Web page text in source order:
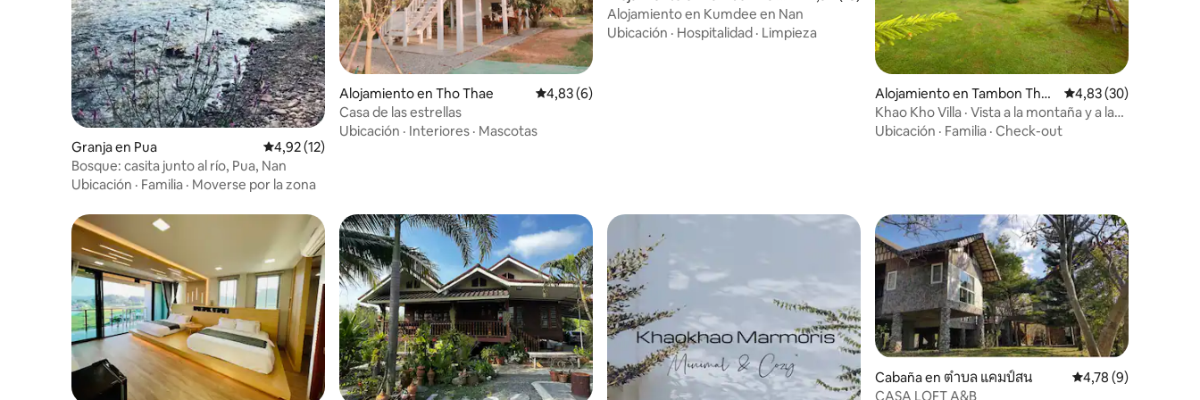
Granja en Pua Calificación promedio: 4,92 de 5. 12 evaluaciones
4,92 (12)
Bosque: casita junto al río, Pua, Nan
Ubicación · Familia · Moverse por la zona
Alojamiento en Tho Thae Calificación promedio: 4,83 de 5. 6 evaluaciones
4,83 (6)
Casa de las estrellas
Ubicación · Interiores · Mascotas
Wiang
Alojamiento en Kumdee en Nan
Ubicación · Hospitalidad · Limpieza
Alojamiento en Tambon Thun
g Samo
Calificación
4,83 (30)
Khao Kho Villa · Vista a la montaña y a la
niebla · Vida de lujo
Ubicación · Familia · Check-out
Cabaña en ตำบล แคมป์สน Calificación
4,78 (9)
CASA LOFT A&B